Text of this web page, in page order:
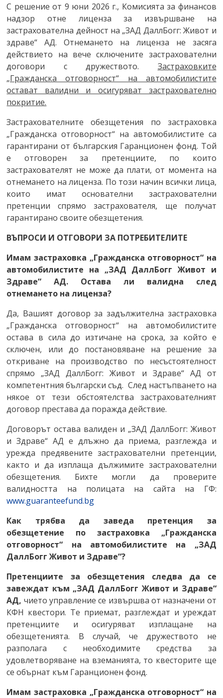
С решение от 9 юни 2026 г., Комисията за финансов
надзор отне лиценза за извършване на
застрахователна дейност на „ЗАД ДаллБогг: Живот и
здраве“ АД. Отнемането на лиценза не засяга
действието на вече сключените застрахователни
договори с дружеството. Застраховките
„Гражданска отговорност“ на автомобилистите
остават валидни и осигуряват застрахователно
покритие.
Застрахователните обезщетения по застраховка
„Гражданска отговорност“ на автомобилистите са
гарантирани от българския Гаранционен фонд. Той
е отговорен за претенциите, по които
застрахователят не може да плати, от момента на
отнемането на лиценза. По този начин всички лица,
които имат основателни застрахователни
претенции спрямо застрахователя, ще получат
гарантирано своите обезщетения.
ВЪПРОСИ И ОТГОВОРИ ЗА ПОТРЕБИТЕЛИТЕ
Имам застраховка „Гражданска отговорност“ на
автомобилистите на „ЗАД ДаллБогг Живот и
Здраве“ АД. Остава ли валидна след
отнемането на лиценза?
Да, Вашият договор за задължителна застраховка
„Гражданска отговорност“ на автомобилистите
остава в сила до изтичане на срока, за който е
сключен, или до постановяване на решение за
откриване на производство по несъстоятелност
спрямо „ЗАД ДаллБогг: Живот и Здраве“ АД от
компетентния български съд. След настъпването на
някое от тези обстоятелства застрахователният
договор престава да поражда действие.
Договорът остава валиден и „ЗАД ДаллБогг: Живот
и Здраве“ АД е длъжно да приема, разглежда и
урежда предявените застрахователни претенции,
както и да изплаща дължимите застрахователни
обезщетения. Бихте могли да проверите
валидността на полицата на сайта на ГФ:
www.guaranteefund.bg
Как трябва да заведа претенция за
обезщетение по
застраховка
„Гражданска
отговорност“ на автомобилистите на „ЗАД
ДаллБогг Живот и Здраве“?
Претенциите за обезщетения следва да се
завеждат към „ЗАД ДаллБогг Живот и Здраве“
АД, чието управление се извършва от назначени от
КФН квестори. Те приемат, разглеждат и уреждат
претенциите и осигуряват изплащане на
обезщетенията. В случай, че дружеството не
разполага с необходимите средства за
удовлетворяване на вземанията, то квесторите ще
се обърнат към Гаранционен фонд.
Имам застраховка „Гражданска отговорност“ на